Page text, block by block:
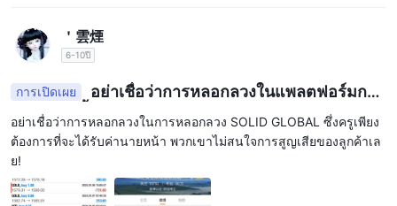
＇雲煙
6-10ปี
การเปิดเผย
อย่าเชื่อว่าการหลอกลวงในแพลตฟอร์มการ
หลอกลวงนี้!
อย่าเชื่อว่าการหลอกลวงในการหลอกลวง SOLID GLOBAL ซึ่งครูเพียง
ต้องการที่จะได้รับค่านายหน้า พวกเขาไม่สนใจการสูญเสียของลูกค้าเล
ย!